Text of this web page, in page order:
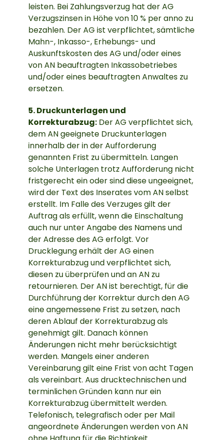
leisten. Bei Zahlungsverzug hat der AG
Verzugszinsen in Höhe von 10 % per anno zu
bezahlen. Der AG ist verpflichtet, sämtliche
Mahn-, Inkasso-, Erhebungs- und
Auskunftskosten des AG und/oder eines
von AN beauftragten Inkassobetriebes
und/oder eines beauftragten Anwaltes zu
ersetzen.
5. Druckunterlagen und
Korrekturabzug: Der AG verpflichtet sich,
dem AN geeignete Druckunterlagen
innerhalb der in der Aufforderung
genannten Frist zu übermitteln. Langen
solche Unterlagen trotz Aufforderung nicht
fristgerecht ein oder sind diese ungeeignet,
wird der Text des Inserates vom AN selbst
erstellt. Im Falle des Verzuges gilt der
Auftrag als erfüllt, wenn die Einschaltung
auch nur unter Angabe des Namens und
der Adresse des AG erfolgt. Vor
Drucklegung erhält der AG einen
Korrekturabzug und verpflichtet sich,
diesen zu überprüfen und an AN zu
retournieren. Der AN ist berechtigt, für die
Durchführung der Korrektur durch den AG
eine angemessene Frist zu setzen, nach
deren Ablauf der Korrekturabzug als
genehmigt gilt. Danach können
Änderungen nicht mehr berücksichtigt
werden. Mangels einer anderen
Vereinbarung gilt eine Frist von acht Tagen
als vereinbart. Aus drucktechnischen und
terminlichen Gründen kann nur ein
Korrekturabzug übermittelt werden.
Telefonisch, telegrafisch oder per Mail
angeordnete Änderungen werden von AN